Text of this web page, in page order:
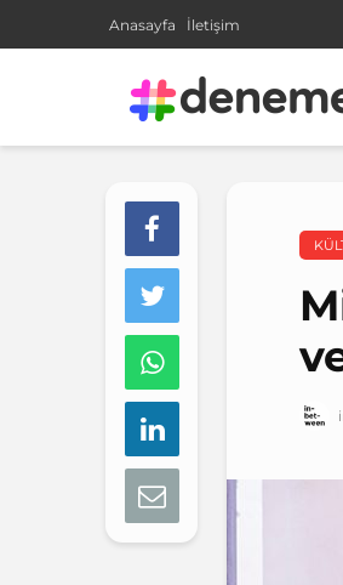
Anasayfa İletişim